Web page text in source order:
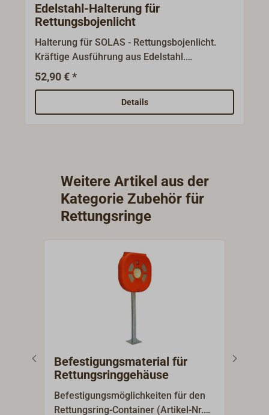
Edelstahl-Halterung für
Rettungsbojenlicht
Halterung für SOLAS - Rettungsbojenlicht.
Kräftige Ausführung aus Edelstahl.
Abmessungen: Höhe 180 mm,
Innendurchmesser (unten) 59 mm. Gewicht:
236 g. Lieferung ohne Rettungsbojenlicht.
52,90 € *
Details
Weitere Artikel aus der
Kategorie Zubehör für
Rettungsringe
Befestigungsmaterial für
Rettungsringgehäuse
Befestigungsmöglichkeiten für den
Rettungsring-Container (Artikel-Nr.